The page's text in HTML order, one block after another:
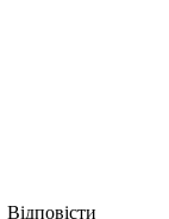
Відповісти